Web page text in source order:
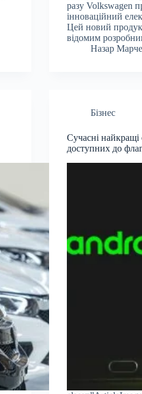
разу Volkswagen
інноваційний
Цей новий
відомим
Назар
Бізнес
Сучасні
доступних до